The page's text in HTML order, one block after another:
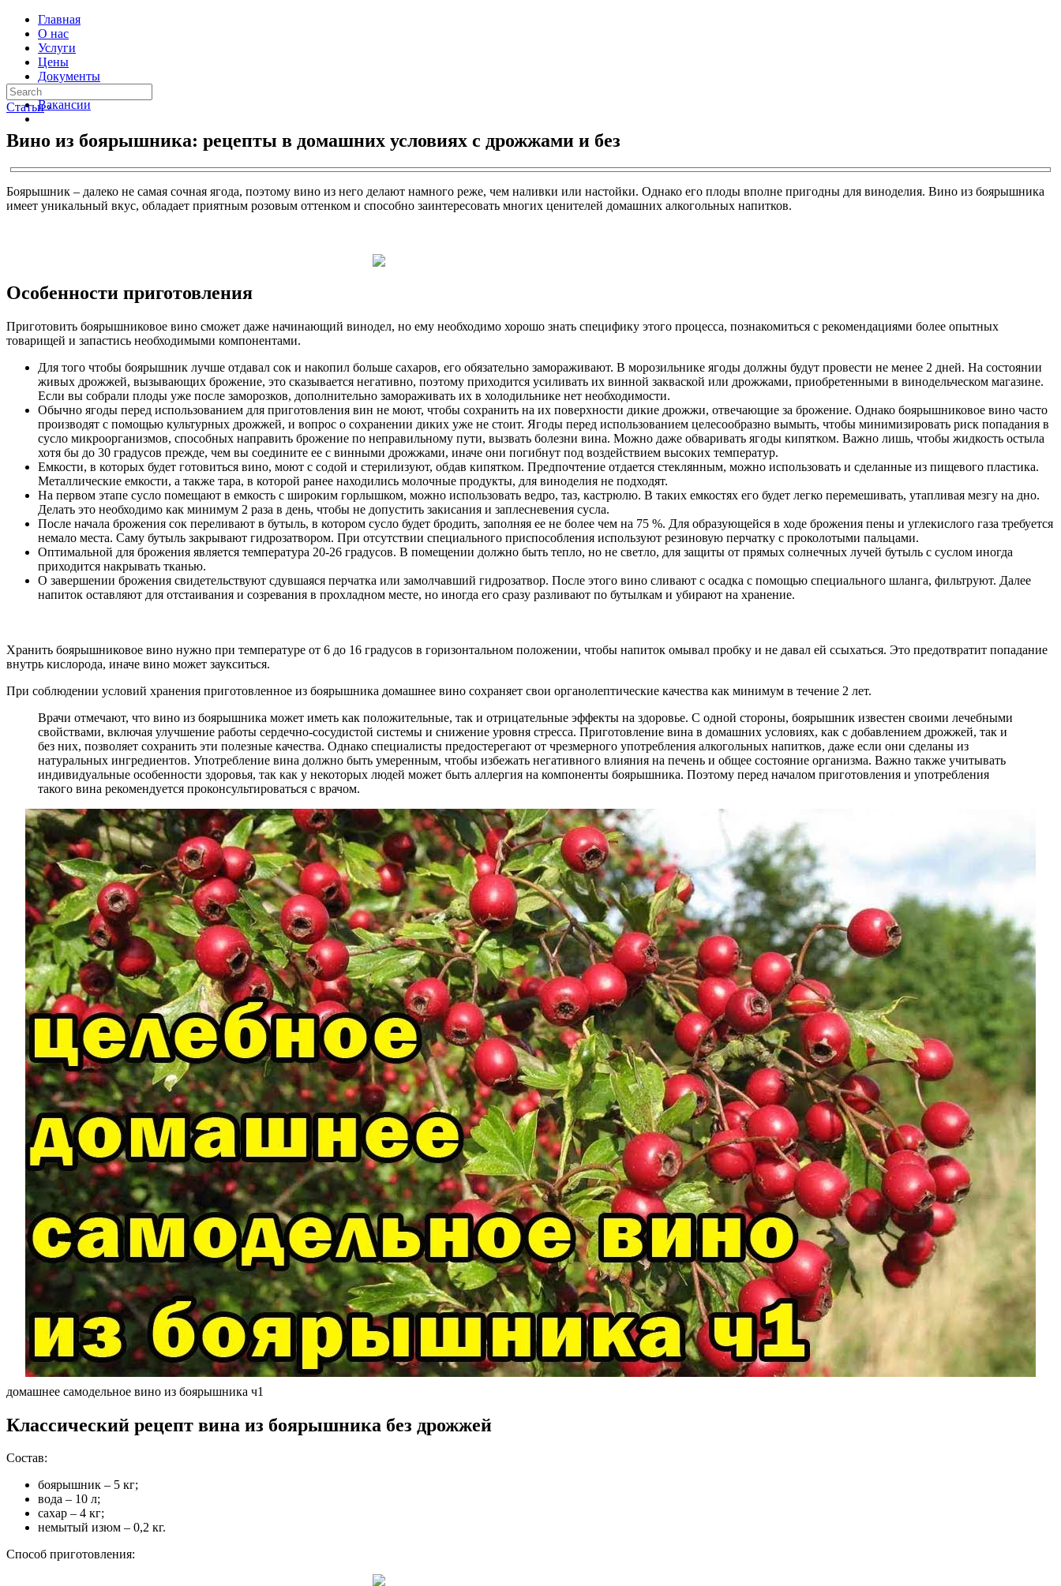
Главная
О нас
Услуги
Цены
Документы
Контакты
Вакансии
Статьи ›
Вино из боярышника: рецепты в домашних условиях с дрожжами и без
Боярышник – далеко не самая сочная ягода, поэтому вино из него делают намного реже, чем наливки или настойки. Однако его плоды вполне пригодны для виноделия. Вино из боярышника
имеет уникальный вкус, обладает приятным розовым оттенком и способно заинтересовать многих ценителей домашних алкогольных напитков.
Особенности приготовления
Приготовить боярышниковое вино сможет даже начинающий винодел, но ему необходимо хорошо знать специфику этого процесса, познакомиться с рекомендациями более опытных
товарищей и запастись необходимыми компонентами.
Для того чтобы боярышник лучше отдавал сок и накопил больше сахаров, его обязательно замораживают. В морозильнике ягоды должны будут провести не менее 2 дней. На состоянии
живых дрожжей, вызывающих брожение, это сказывается негативно, поэтому приходится усиливать их винной закваской или дрожжами, приобретенными в винодельческом магазине.
Если вы собрали плоды уже после заморозков, дополнительно замораживать их в холодильнике нет необходимости.
Обычно ягоды перед использованием для приготовления вин не моют, чтобы сохранить на их поверхности дикие дрожжи, отвечающие за брожение. Однако боярышниковое вино часто
производят с помощью культурных дрожжей, и вопрос о сохранении диких уже не стоит. Ягоды перед использованием целесообразно вымыть, чтобы минимизировать риск попадания в
сусло микроорганизмов, способных направить брожение по неправильному пути, вызвать болезни вина. Можно даже обваривать ягоды кипятком. Важно лишь, чтобы жидкость остыла
хотя бы до 30 градусов прежде, чем вы соедините ее с винными дрожжами, иначе они погибнут под воздействием высоких температур.
Емкости, в которых будет готовиться вино, моют с содой и стерилизуют, обдав кипятком. Предпочтение отдается стеклянным, можно использовать и сделанные из пищевого пластика.
Металлические емкости, а также тара, в которой ранее находились молочные продукты, для виноделия не подходят.
На первом этапе сусло помещают в емкость с широким горлышком, можно использовать ведро, таз, кастрюлю. В таких емкостях его будет легко перемешивать, утапливая мезгу на дно.
Делать это необходимо как минимум 2 раза в день, чтобы не допустить закисания и заплесневения сусла.
После начала брожения сок переливают в бутыль, в котором сусло будет бродить, заполняя ее не более чем на 75 %. Для образующейся в ходе брожения пены и углекислого газа требуется
немало места. Саму бутыль закрывают гидрозатвором. При отсутствии специального приспособления используют резиновую перчатку с проколотыми пальцами.
Оптимальной для брожения является температура 20-26 градусов. В помещении должно быть тепло, но не светло, для защиты от прямых солнечных лучей бутыль с суслом иногда
приходится накрывать тканью.
О завершении брожения свидетельствуют сдувшаяся перчатка или замолчавший гидрозатвор. После этого вино сливают с осадка с помощью специального шланга, фильтруют. Далее
напиток оставляют для отстаивания и созревания в прохладном месте, но иногда его сразу разливают по бутылкам и убирают на хранение.
Хранить боярышниковое вино нужно при температуре от 6 до 16 градусов в горизонтальном положении, чтобы напиток омывал пробку и не давал ей ссыхаться. Это предотвратит попадание
внутрь кислорода, иначе вино может заукситься.
При соблюдении условий хранения приготовленное из боярышника домашнее вино сохраняет свои органолептические качества как минимум в течение 2 лет.
Врачи отмечают, что вино из боярышника может иметь как положительные, так и отрицательные эффекты на здоровье. С одной стороны, боярышник известен своими лечебными
свойствами, включая улучшение работы сердечно-сосудистой системы и снижение уровня стресса. Приготовление вина в домашних условиях, как с добавлением дрожжей, так и
без них, позволяет сохранить эти полезные качества. Однако специалисты предостерегают от чрезмерного употребления алкогольных напитков, даже если они сделаны из
натуральных ингредиентов. Употребление вина должно быть умеренным, чтобы избежать негативного влияния на печень и общее состояние организма. Важно также учитывать
индивидуальные особенности здоровья, так как у некоторых людей может быть аллергия на компоненты боярышника. Поэтому перед началом приготовления и употребления
такого вина рекомендуется проконсультироваться с врачом.
домашнее самодельное вино из боярышника ч1
Классический рецепт вина из боярышника без дрожжей
Состав:
боярышник – 5 кг;
вода – 10 л;
сахар – 4 кг;
немытый изюм – 0,2 кг.
Способ приготовления: